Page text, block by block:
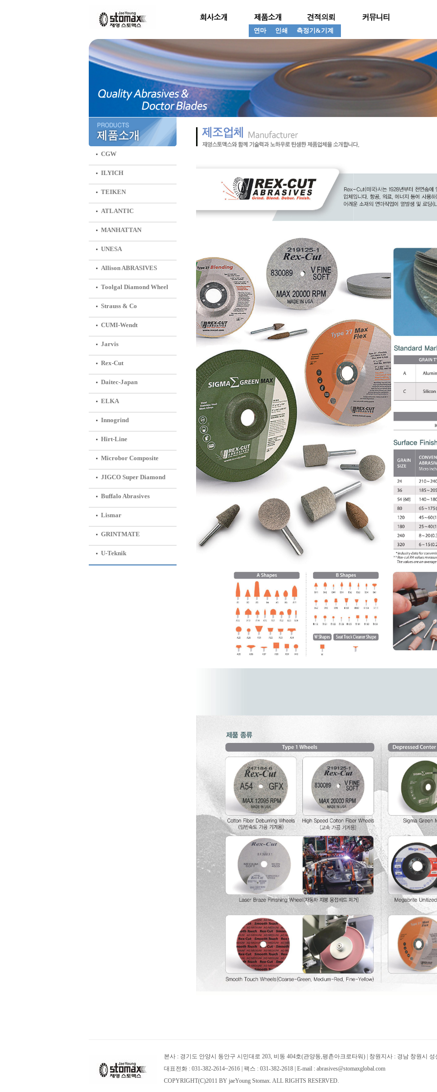
제품소개
연마 인쇄 측정기&기계
견적의뢰
CGW
ILYICH
TEIKEN
ATLANTIC
MANHATTAN
UNESA
Allison ABRASIVES
Toolgal Diamond Wheel
Strauss & Co
CUMI-Wendt
Jarvis
Rex-Cut
Daitec-Japan
ELKA
Innogrind
Hirt-Line
Microbor Composite
JIGCO Super Diamond
Buffalo Abrasives
Lismar
GRINTMATE
U-Teknik
본사 : 경기도 안양시 동안구 시민대로 203, 비동 404호(관양동,평촌아크로타워) | 창원지사 : 경남 창원시
대표전화 : 031-382-2614~2616 | 팩스 : 031-382-2618 | E-mail : abrasives@stomaxglobal.com
COPYRIGHT(C)2011 BY jaeYoung Stomax. ALL RIGHTS RESERVED.